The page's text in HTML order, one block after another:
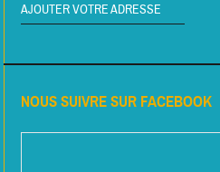
AJOUTER VOTRE ADRESSE
NOUS SUIVRE SUR FACEBOOK